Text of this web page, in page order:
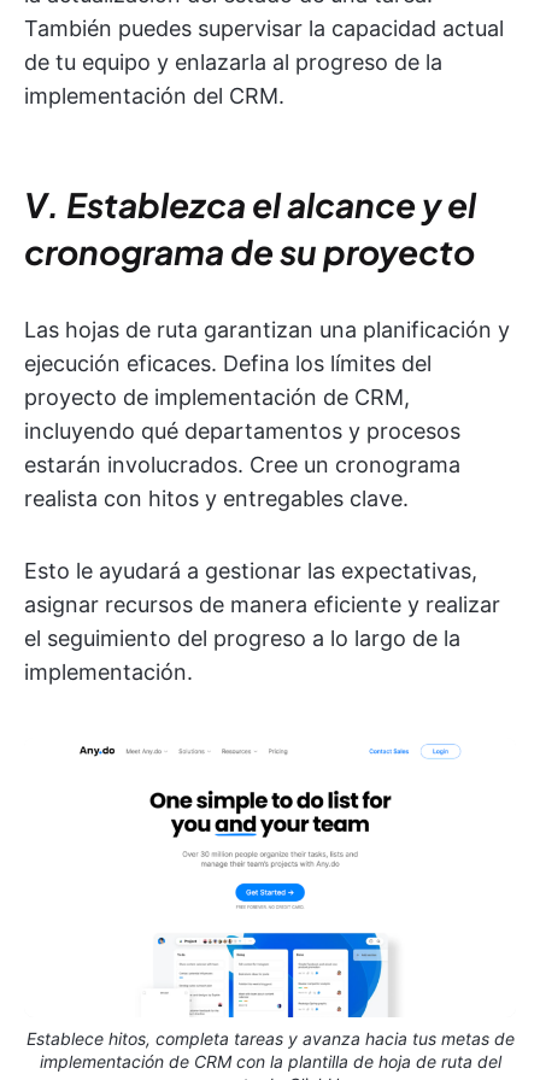
También puedes supervisar la capacidad actual
de tu equipo y enlazarla al progreso de la
implementación del CRM.
V. Establezca el alcance y el
cronograma de su proyecto
Las hojas de ruta garantizan una planificación y
ejecución eficaces. Defina los límites del
proyecto de implementación de CRM,
incluyendo qué departamentos y procesos
estarán involucrados. Cree un cronograma
realista con hitos y entregables clave.
Esto le ayudará a gestionar las expectativas,
asignar recursos de manera eficiente y realizar
el seguimiento del progreso a lo largo de la
implementación.
Establece hitos, completa tareas y avanza hacia tus metas de
implementación de CRM con la plantilla de hoja de ruta del